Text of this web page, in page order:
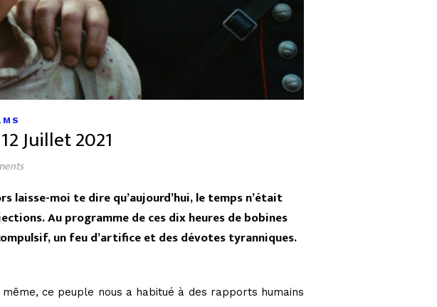
Juillet 2021
laisse-moi te dire qu’aujourd’hui, le temps n’était
Au programme de ces dix heures de bobines
un feu d’artifice et des dévotes tyranniques.
ce peuple nous a habitué à des rapports humains